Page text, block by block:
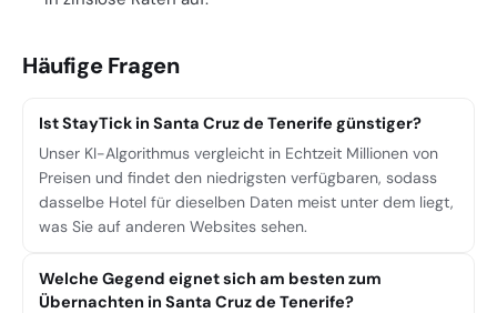
Häufige Fragen
Ist StayTick in Santa Cruz de Tenerife günstiger?
Unser KI-Algorithmus vergleicht in Echtzeit Millionen von
Preisen und findet den niedrigsten verfügbaren, sodass
dasselbe Hotel für dieselben Daten meist unter dem liegt,
was Sie auf anderen Websites sehen.
Welche Gegend eignet sich am besten zum
Übernachten in Santa Cruz de Tenerife?